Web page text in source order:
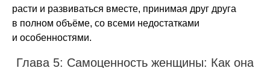
расти и развиваться вместе, принимая друг друга
в полном объёме, со всеми недостатками
и особенностями.
Глава 5: Самоценность женщины: Как она